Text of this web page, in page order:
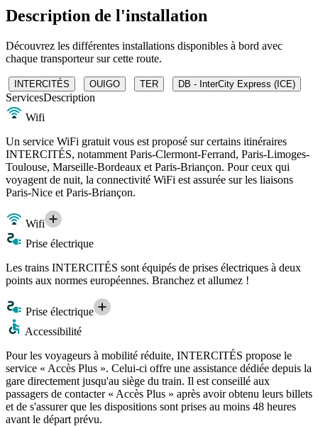
Description de l'installation
Découvrez les différentes installations disponibles à bord avec
chaque transporteur sur cette route.
INTERCITÉS OUIGO TER DB - InterCity Express (ICE)
ServicesDescription
Wifi
Un service WiFi gratuit vous est proposé sur certains itinéraires
INTERCITÉS, notamment Paris-Clermont-Ferrand, Paris-Limoges-
Toulouse, Marseille-Bordeaux et Paris-Briançon. Pour ceux qui
voyagent de nuit, la connectivité WiFi est assurée sur les liaisons
Paris-Nice et Paris-Briançon.
Wifi
Prise électrique
Les trains INTERCITÉS sont équipés de prises électriques à deux
points aux normes européennes. Branchez et allumez !
Prise électrique
Accessibilité
Pour les voyageurs à mobilité réduite, INTERCITÉS propose le
service « Accès Plus ». Celui-ci offre une assistance dédiée depuis la
gare directement jusqu'au siège du train. Il est conseillé aux
passagers de contacter « Accès Plus » après avoir obtenu leurs billets
et de s'assurer que les dispositions sont prises au moins 48 heures
avant le départ prévu.